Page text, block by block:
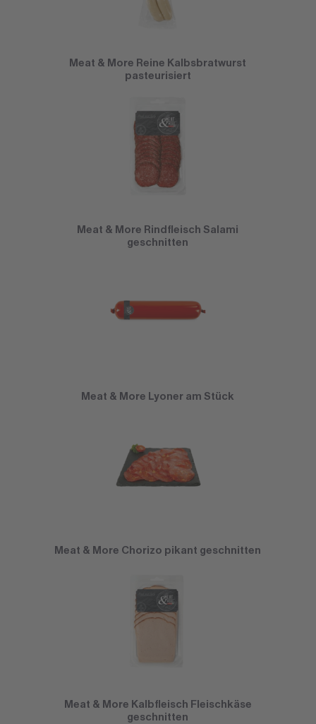
Meat & More Reine Kalbsbratwurst
pasteurisiert
Meat & More Rindfleisch Salami
geschnitten
Meat & More Lyoner am Stück
Meat & More Chorizo pikant geschnitten
Meat & More Kalbfleisch Fleischkäse
geschnitten